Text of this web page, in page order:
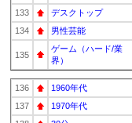
133
デスクトップ
134
男性芸能
135
ゲーム（ハード/業
界）
136 1960年代
137
1970年代